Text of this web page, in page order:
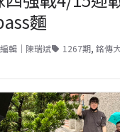
麵
編輯｜陳瑞斌 1267期, 銘傳